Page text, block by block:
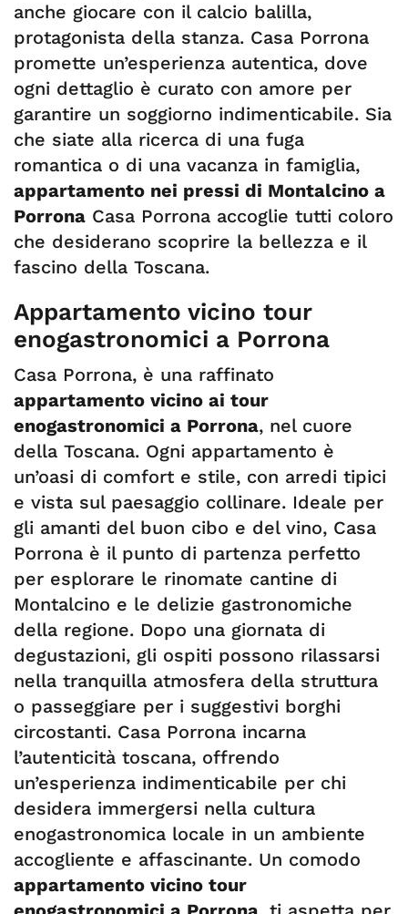
anche giocare con il calcio balilla,
protagonista della stanza. Casa Porrona
promette un’esperienza autentica, dove
ogni dettaglio è curato con amore per
garantire un soggiorno indimenticabile. Sia
che siate alla ricerca di una fuga
romantica o di una vacanza in famiglia,
appartamento nei pressi di Montalcino a
Porrona Casa Porrona accoglie tutti coloro
che desiderano scoprire la bellezza e il
fascino della Toscana.
Appartamento vicino tour
enogastronomici a Porrona
Casa Porrona, è una raffinato
appartamento vicino ai tour
enogastronomici a Porrona, nel cuore
della Toscana. Ogni appartamento è
un’oasi di comfort e stile, con arredi tipici
e vista sul paesaggio collinare. Ideale per
gli amanti del buon cibo e del vino, Casa
Porrona è il punto di partenza perfetto
per esplorare le rinomate cantine di
Montalcino e le delizie gastronomiche
della regione. Dopo una giornata di
degustazioni, gli ospiti possono rilassarsi
nella tranquilla atmosfera della struttura
o passeggiare per i suggestivi borghi
circostanti. Casa Porrona incarna
l’autenticità toscana, offrendo
un’esperienza indimenticabile per chi
desidera immergersi nella cultura
enogastronomica locale in un ambiente
accogliente e affascinante. Un comodo
appartamento vicino tour